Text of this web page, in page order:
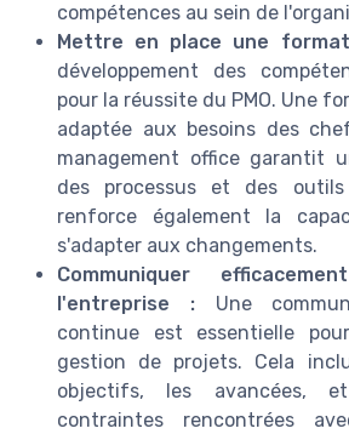
compétences au sein de
Mettre en place une
développement des
pour la réussite du PMO. Une
adaptée aux besoins des
management office garantit
des processus et des
renforce également la
s'adapter aux changements.
Communiquer
l'entreprise :Une
continue est essentielle
gestion de projets. Cela
objectifs, les avancées,
contraintes rencontrées